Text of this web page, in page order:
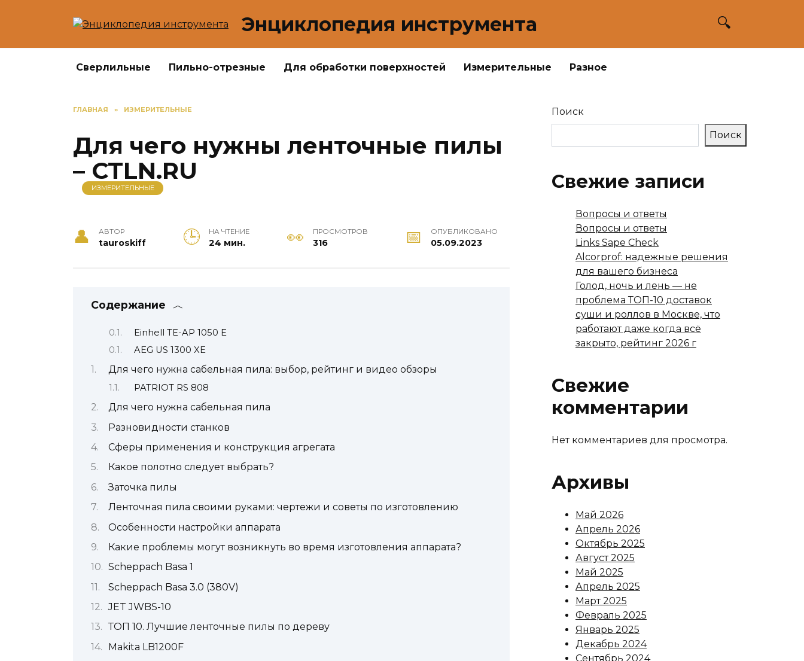
Энциклопедия инструмента
Сверлильные Пильно-отрезные Для обработки поверхностей Измерительные Разное
ГЛАВНАЯ » ИЗМЕРИТЕЛЬНЫЕ
Для чего нужны ленточные пилы
– CTLN.RU
ИЗМЕРИТЕЛЬНЫЕ
АВТОР
tauroskiff
НА ЧТЕНИЕ
24 мин.
ПРОСМОТРОВ
316
ОПУБЛИКОВАНО
05.09.2023
Содержание
Einhell TE-AP 1050 E
AEG US 1300 XE
Для чего нужна сабельная пила: выбор, рейтинг и видео обзоры
PATRIOT RS 808
Для чего нужна сабельная пила
Разновидности станков
Сферы применения и конструкция агрегата
Какое полотно следует выбрать?
Заточка пилы
Ленточная пила своими руками: чертежи и советы по изготовлению
Особенности настройки аппарата
Какие проблемы могут возникнуть во время изготовления аппарата?
Scheppach Basa 1
Scheppach Basa 3.0 (380V)
JET JWBS-10
ТОП 10. Лучшие ленточные пилы по дереву
Makita LB1200F
Поиск
Поиск
Свежие записи
Вопросы и ответы
Вопросы и ответы
Links Sape Check
Alcorprof: надежные решения
для вашего бизнеса
Голод, ночь и лень — не
проблема ТОП-10 доставок
суши и роллов в Москве, что
работают даже когда всё
закрыто, рейтинг 2026 г
Свежие
комментарии
Нет комментариев для просмотра.
Архивы
Май 2026
Апрель 2026
Октябрь 2025
Август 2025
Май 2025
Апрель 2025
Март 2025
Февраль 2025
Январь 2025
Декабрь 2024
Сентябрь 2024